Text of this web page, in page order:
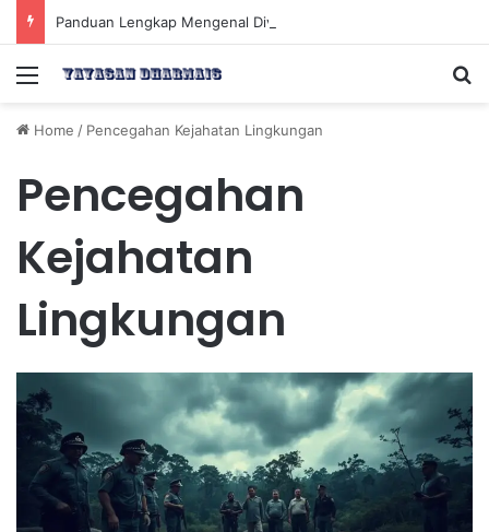
Menu
Home / Pencegahan Kejahatan Lingkungan
Pencegahan
Kejahatan
Lingkungan